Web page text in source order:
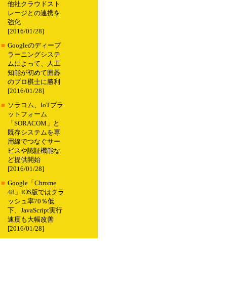
他社クラウドスト
レージとの連携を
強化
[2016/01/28]
■ Googleのディープ
ラーニングシステ
ムによって、人工
知能が初めて囲碁
のプロ棋士に勝利
[2016/01/28]
■ ソラコム、IoTプラ
ットフォーム
「SORACOM」と
既存システムを専
用線でつなぐサー
ビスや認証機能な
ど提供開始
[2016/01/28]
■ Google「Chrome
48」iOS版ではクラ
ッシュ率70％低
下、JavaScript実行
速度も大幅改善
[2016/01/28]